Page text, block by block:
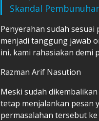
Skandal
Penyerahan sudah
menjadi tanggung jawab
ini, kami rahasiakan demi
Razman Arif Nasution
Meski sudah
tetap menjalankan pesan
permasalahan tersebut